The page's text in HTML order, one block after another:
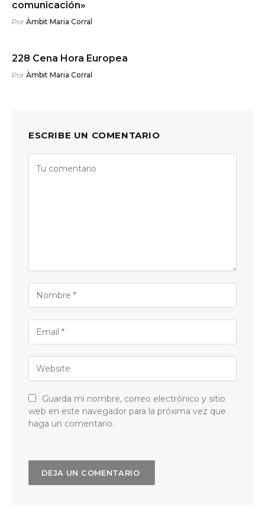
comunicación»
Por Àmbit Maria Corral
228 Cena Hora Europea
Por Àmbit Maria Corral
ESCRIBE UN COMENTARIO
Guarda mi nombre, correo electrónico y sitio
web en este navegador para la próxima vez que
haga un comentario.